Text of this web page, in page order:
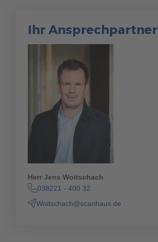
Ihr Ansprechpartner
Herr Jens Woitschach
038221 - 400 32
Woitschach@scanhaus.de